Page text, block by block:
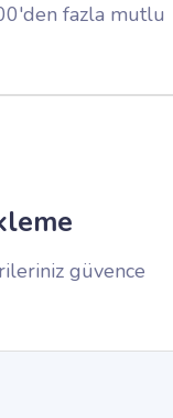
fazla mutlu
güvence